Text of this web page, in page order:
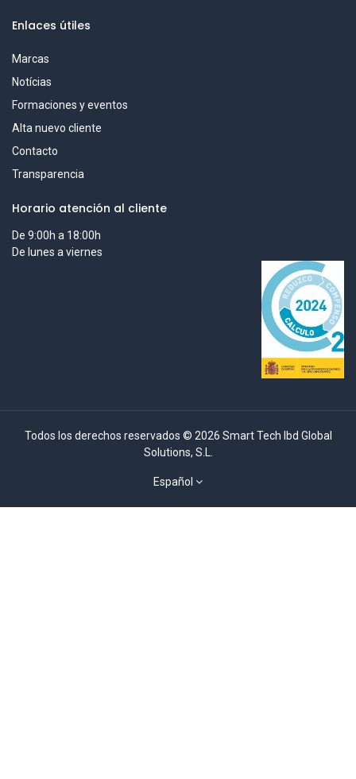
Enlaces útiles
Marcas
Notícias
Formaciones y eventos
Alta nuevo cliente
Contacto
Transparencia
Horario atención al cliente
De 9:00h a 18:00h
De lunes a viernes
Todos los derechos reservados © 2026 Smart Tech Ibd Global
Solutions, S.L.
Español